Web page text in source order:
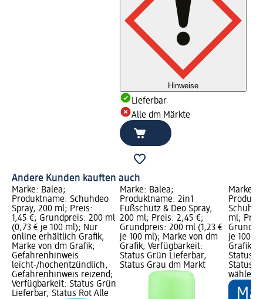
Hinweise
Lieferbar
Alle dm Märkte
Andere Kunden kauften auch
Marke: Balea;
Produktname: Schuhdeo
Spray, 200 ml; Preis:
1,45 €; Grundpreis: 200 ml
(0,73 € je 100 ml); Nur
online erhältlich Grafik,
Marke von dm Grafik;
Gefahrenhinweis
leicht-/hochentzündlich,
Gefahrenhinweis reizend;
Verfügbarkeit: Status Grün
Lieferbar, Status Rot Alle
Marke: Balea;
Produktname: 2in1
Fußschutz & Deo Spray,
200 ml; Preis: 2,45 €;
Grundpreis: 200 ml (1,23 €
je 100 ml); Marke von dm
Grafik; Verfügbarkeit:
Status Grün Lieferbar,
Status Grau dm Markt
Marke:
ml;
je 100
Grafik;
Status
Status
wählen